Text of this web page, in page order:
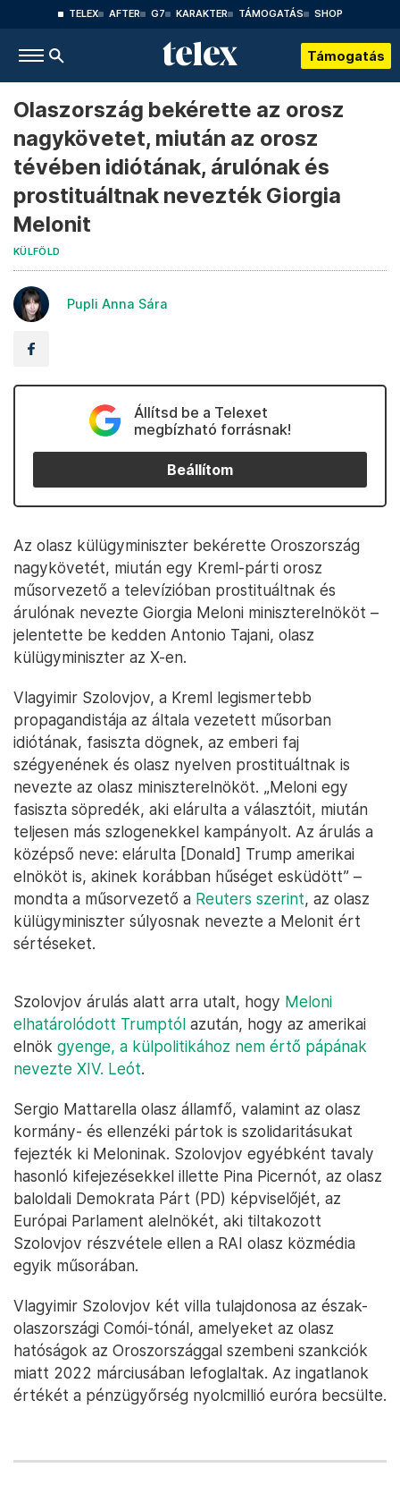
TELEX AFTER G7 KARAKTER TÁMOGATÁS SHOP
Támogatás
Olaszország bekérette az orosz
nagykövetet, miután az orosz
tévében idiótának, árulónak és
prostituáltnak nevezték Giorgia
Melonit
KÜLFÖLD
Pupli Anna Sára
Állítsd be a Telexet
megbízható forrásnak!
Beállítom
Az olasz külügyminiszter bekérette Oroszország
nagykövetét, miután egy Kreml-párti orosz
műsorvezető a televízióban prostituáltnak és
árulónak nevezte Giorgia Meloni miniszterelnököt –
jelentette be kedden Antonio Tajani, olasz
külügyminiszter az X-en.
Vlagyimir Szolovjov, a Kreml legismertebb
propagandistája az általa vezetett műsorban
idiótának, fasiszta dögnek, az emberi faj
szégyenének és olasz nyelven prostituáltnak is
nevezte az olasz miniszterelnököt. „Meloni egy
fasiszta söpredék, aki elárulta a választóit, miután
teljesen más szlogenekkel kampányolt. Az árulás a
középső neve: elárulta [Donald] Trump amerikai
elnököt is, akinek korábban hűséget esküdött” –
mondta a műsorvezető a Reuters szerint, az olasz
külügyminiszter súlyosnak nevezte a Melonit ért
sértéseket.
Szolovjov árulás alatt arra utalt, hogy Meloni
elhatárolódott Trumptól azután, hogy az amerikai
elnök gyenge, a külpolitikához nem értő pápának
nevezte XIV. Leót.
Sergio Mattarella olasz államfő, valamint az olasz
kormány- és ellenzéki pártok is szolidaritásukat
fejezték ki Meloninak. Szolovjov egyébként tavaly
hasonló kifejezésekkel illette Pina Picernót, az olasz
baloldali Demokrata Párt (PD) képviselőjét, az
Európai Parlament alelnökét, aki tiltakozott
Szolovjov részvétele ellen a RAI olasz közmédia
egyik műsorában.
Vlagyimir Szolovjov két villa tulajdonosa az észak-
olaszországi Comói-tónál, amelyeket az olasz
hatóságok az Oroszországgal szembeni szankciók
miatt 2022 márciusában lefoglaltak. Az ingatlanok
értékét a pénzügyőrség nyolcmillió euróra becsülte.